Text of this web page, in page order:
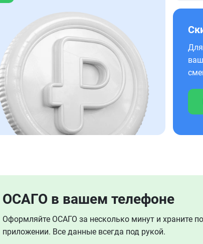
Для
ОСАГО в вашем телефоне
Оформляйте ОСАГО за несколько минут и храните
приложении. Все данные всегда под рукой.